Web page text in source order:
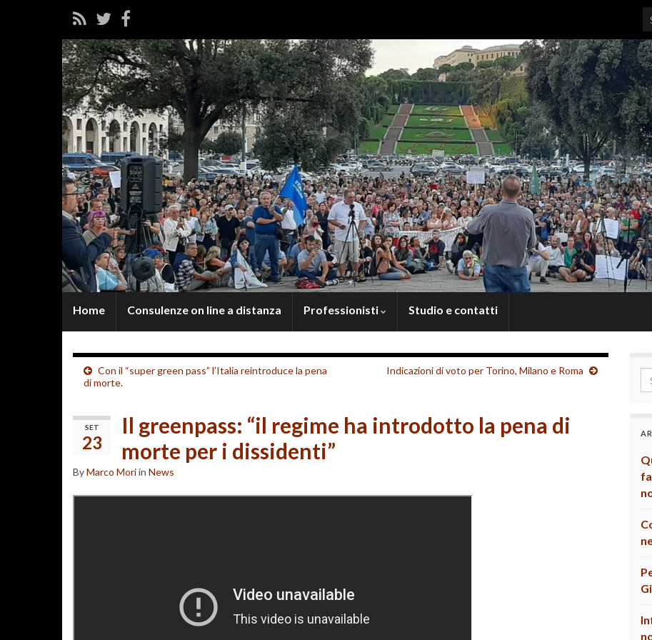
Home Consulenze on line a distanza Professionisti Studio e contatti
Con il “super green pass” l’Italia reintroduce la pena
di morte.
Indicazioni di voto per Torino, Milano e Roma
SET
23
Il greenpass: “il regime ha introdotto la pena di
morte per i dissidenti”
ByMarco Moriin News